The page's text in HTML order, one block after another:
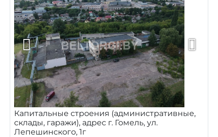
Капитальные строения (административные,
склады, гаражи), адрес г. Гомель, ул.
Лепешинского, 1г